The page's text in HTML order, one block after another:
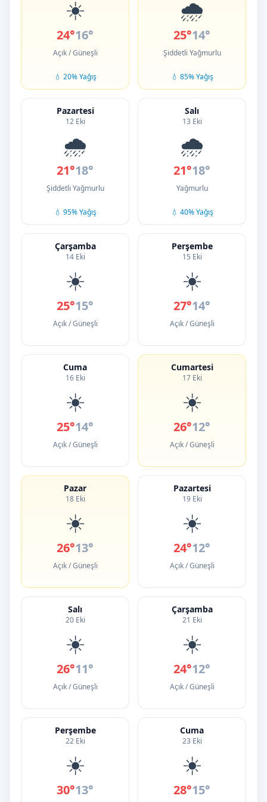
☀️
24°16°
Açık / Güneşli
💧 20% Yağış
🌧️
25°14°
Şiddetli Yağmurlu
💧 85% Yağış
Pazartesi
12 Eki
🌧️
21°18°
Şiddetli Yağmurlu
💧 95% Yağış
Salı
13 Eki
🌧️
21°18°
Yağmurlu
💧 40% Yağış
Çarşamba
14 Eki
☀️
25°15°
Açık / Güneşli
Perşembe
15 Eki
☀️
27°14°
Açık / Güneşli
Cuma
16 Eki
☀️
25°14°
Açık / Güneşli
Cumartesi
17 Eki
☀️
26°12°
Açık / Güneşli
Pazar
18 Eki
☀️
26°13°
Açık / Güneşli
Pazartesi
19 Eki
☀️
24°12°
Açık / Güneşli
Salı
20 Eki
☀️
26°11°
Açık / Güneşli
Çarşamba
21 Eki
☀️
24°12°
Açık / Güneşli
Perşembe
22 Eki
☀️
30°13°
Cuma
23 Eki
☀️
28°15°